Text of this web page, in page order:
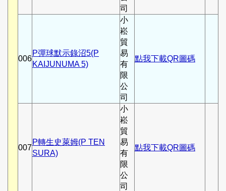
司
006
P彈球默示錄沼5(P
KAIJUNUMA 5)
小
崧
貿
易
有
限
公
司
點我下載QR圖碼
007
P轉生史萊姆(P TEN
SURA)
小
崧
貿
易
有
限
公
司
點我下載QR圖碼